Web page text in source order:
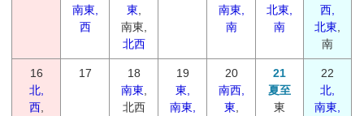
南東,
西
東
南東,
北西
南東,
南
北東,
南
西,
北東
南
16
北,
西,
17
18
南東
北西
19
東,
南東,
20
南西,
東
21
夏至
東
22
北,
南東,